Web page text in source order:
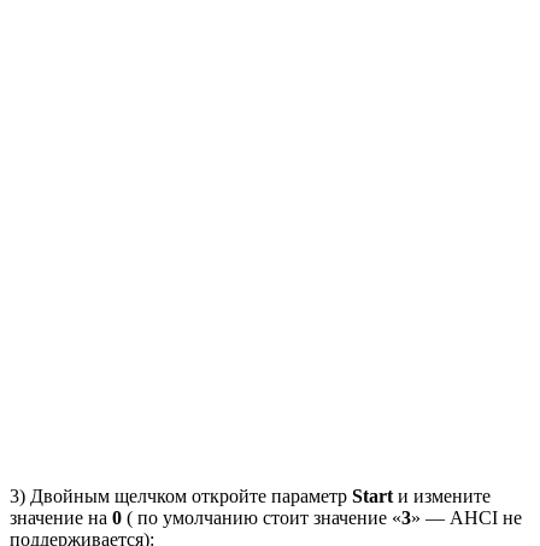
3) Двойным щелчком откройте параметр Start и измените
значение на 0 ( по умолчанию стоит значение «3» — AHCI не
поддерживается):